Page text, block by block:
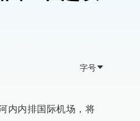
字号
内内排国际机场，将